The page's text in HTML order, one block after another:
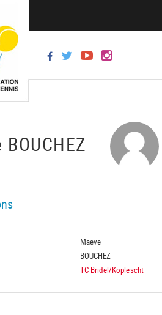
Maeve
BOUCHEZ
TC Bridel/Koplescht